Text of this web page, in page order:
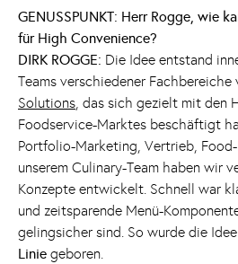
GENUSSPUNKT: Herr Rogge, wie
für High Convenience?
DIRK ROGGE: Die Idee entstand
Teams verschiedener Fachbereiche
Solutions , das sich gezielt mit den
Foodservice-Marktes beschäftigt
Portfolio-Marketing, Vertrieb,
unserem Culinary-Team haben wir
Konzepte entwickelt. Schnell war
und zeitsparende Menü-
gelingsicher sind. So wurde die
Linie geboren.